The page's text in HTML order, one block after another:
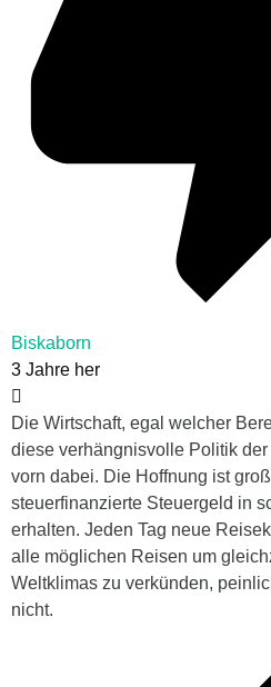
Biskaborn
3 Jahre her
Die Wirtschaft, egal welcher
diese verhängnisvolle Politik
vorn dabei. Die Hoffnung ist
steuerfinanzierte Steuergeld in
erhalten. Jeden Tag neue
alle möglichen Reisen um
Weltklimas zu verkünden,
nicht.